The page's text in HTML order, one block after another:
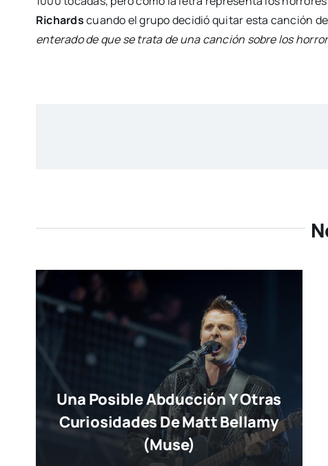
Richardscuando el grupo decidió quitar esta canción
enterado de que se trata de una canción sobre los
Una Posible Abducción Y Otras
Curiosidades De Matt Bellamy
(Muse)